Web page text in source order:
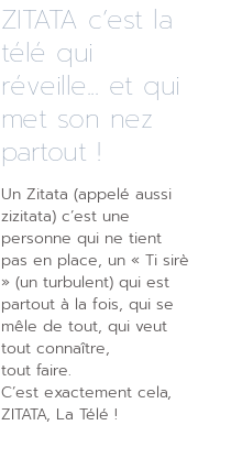
ZITATA c’est la
télé qui
réveille... et qui
met son nez
partout !
Un Zitata (appelé aussi
zizitata) c’est une
personne qui ne tient
pas en place, un « Ti sirè
» (un turbulent) qui est
partout à la fois, qui se
mêle de tout, qui veut
tout connaître,
tout faire.
C’est exactement cela,
ZITATA, La Télé !